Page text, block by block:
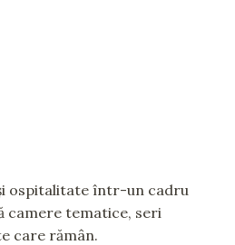
ospitalitate într-un cadru
camere tematice, seri
care rămân.